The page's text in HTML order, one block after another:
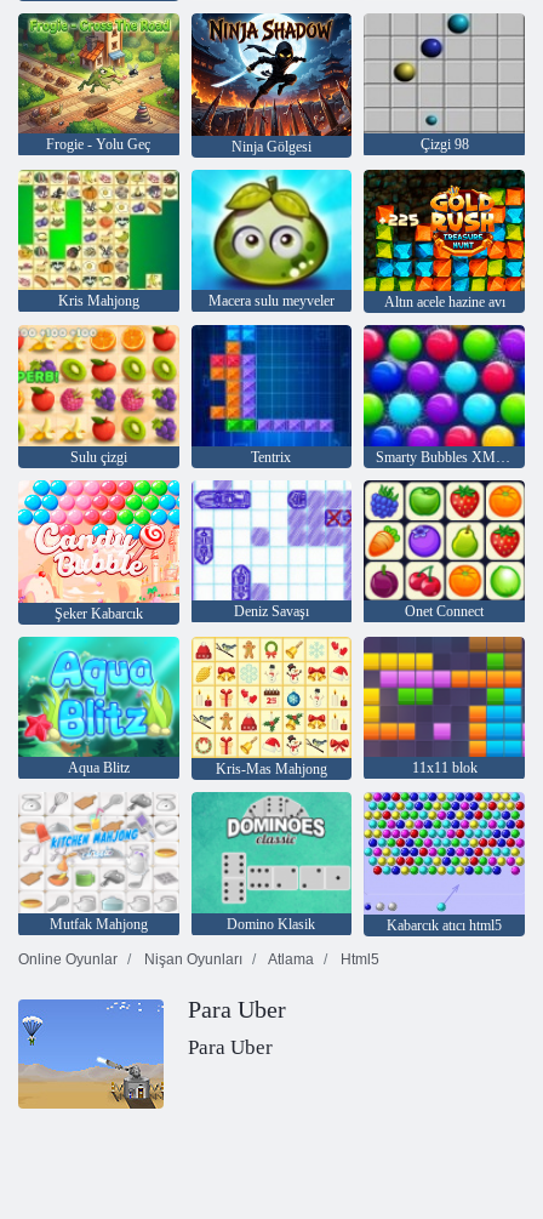
Frogie - Yolu Geç Ninja Gölgesi Çizgi 98
Kris Mahjong Macera sulu meyveler Altın acele hazine avı
Sulu çizgi Tentrix Smarty Bubbles XMas Sürümü
Şeker Kabarcık Deniz Savaşı Onet Connect
Aqua Blitz Kris-Mas Mahjong 11x11 blok
Mutfak Mahjong Domino Klasik
Kabarcık atıcı html5
Online Oyunlar
Nişan Oyunları Atlama Html5
Para Uber
Para Uber